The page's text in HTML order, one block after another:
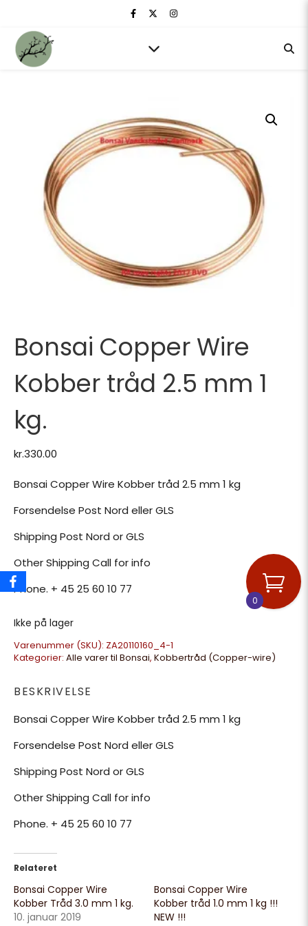
Bonsai Copper Wire
Kobber tråd 2.5 mm 1
kg.
kr.330.00
Bonsai Copper Wire Kobber tråd 2.5 mm 1 kg
Forsendelse Post Nord eller GLS
Shipping Post Nord or GLS
Other Shipping Call for info
Phone. + 45 25 60 10 77
Ikke på lager
Varenummer (SKU): ZA20110160_4-1
Kategorier: Alle varer til Bonsai, Kobbertråd (Copper-wire)
BESKRIVELSE
Bonsai Copper Wire Kobber tråd 2.5 mm 1 kg
Forsendelse Post Nord eller GLS
Shipping Post Nord or GLS
Other Shipping Call for info
Phone. + 45 25 60 10 77
Relateret
Bonsai Copper Wire
Kobber Tråd 3.0 mm 1 kg.
10. januar 2019
Bonsai Copper Wire
Kobber tråd 1.0 mm 1 kg !!!
NEW !!!
0